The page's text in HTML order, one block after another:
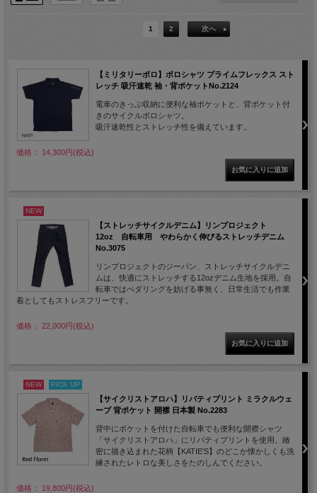
1 2 次へ
【ミリタリーポロ】ポロシャツ プライムフレックス スト
レッチ 吸汗速乾 袖・背ポケットNo.2124
電車のきっぷ収納に便利な袖ポケットと、背ポケット付
きのサイクルポロシャツ。
吸汗速乾性とストレッチ性を備えています。
価格： 14,300円(税込)
NEW
【ストレッチサイクルデニム】リンプロジェクト
12oz 自転車用 やわらかく伸びるストレッチデニム
No.3075
リンプロジェクトのジーパン、ストレッチサイクルデニ
ムは、快適にストレッチする12ozデニム生地を採用。自
転車ではぺダリングを妨げる事無く、日常生活でも作業
着としてもストレスフリーです。
価格： 22,000円(税込)
NEW PICK UP
【サイクリストアロハ】リバティプリント ミラクルウェ
ーブ 背ポケット 開襟 日本製 No.2283
背中にポケットを付けた自転車でも便利な開襟シャツ
「サイクリストアロハ」にリバティプリントを使用。緻
密に描き込まれた花柄【KATIE'S】のどこか懐かしくも洗
練されたレトロな美しさをたのしんでください。
価格： 19,800円(税込)